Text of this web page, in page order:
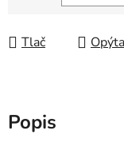
Jednotková cena:
Tlač
Popis